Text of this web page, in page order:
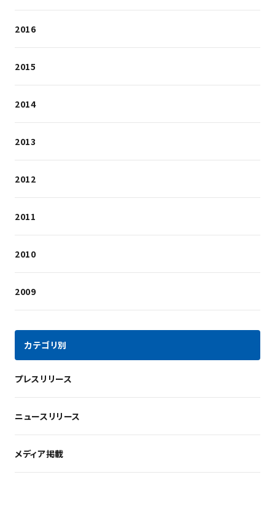
2016
2015
2014
2013
2012
2011
2010
2009
カテゴリ別
プレスリリース
ニュースリリース
メディア掲載